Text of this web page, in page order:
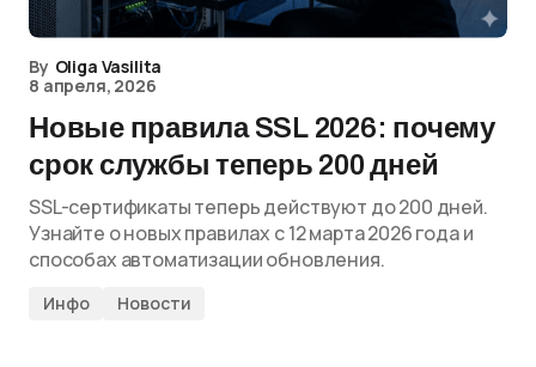
By Oliga Vasilita
8 апреля, 2026
Новые правила SSL 2026: почему
срок службы теперь 200 дней
SSL-сертификаты теперь действуют до 200 дней.
Узнайте о новых правилах с 12 марта 2026 года и
способах автоматизации обновления.
Инфо Новости